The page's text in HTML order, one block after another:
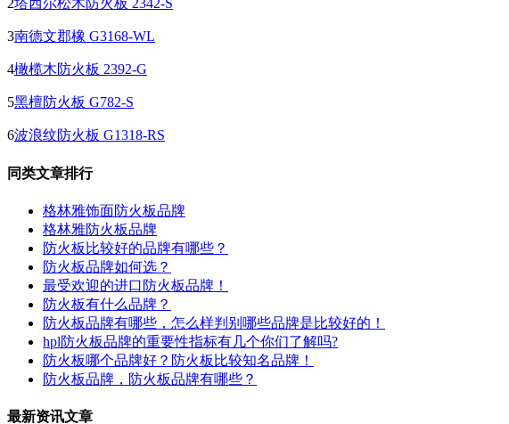
2塔西尔松木防火板 2342-S
3南德文郡橡 G3168-WL
4橄榄木防火板 2392-G
5黑檀防火板 G782-S
6波浪纹防火板 G1318-RS
同类文章排行
格林雅饰面防火板品牌
格林雅防火板品牌
防火板比较好的品牌有哪些？
防火板品牌如何选？
最受欢迎的进口防火板品牌！
防火板有什么品牌？
防火板品牌有哪些，怎么样判别哪些品牌是比较好的！
hpl防火板品牌的重要性指标有几个你们了解吗?
防火板哪个品牌好？防火板比较知名品牌！
防火板品牌，防火板品牌有哪些？
最新资讯文章